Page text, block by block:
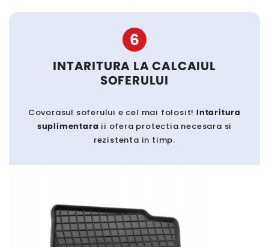
6
INTARITURA LA CALCAIUL
SOFERULUI
Covorasul soferului e cel mai folosit!Intaritura
suplimentara ii ofera protectia necesara si
rezistenta in timp.